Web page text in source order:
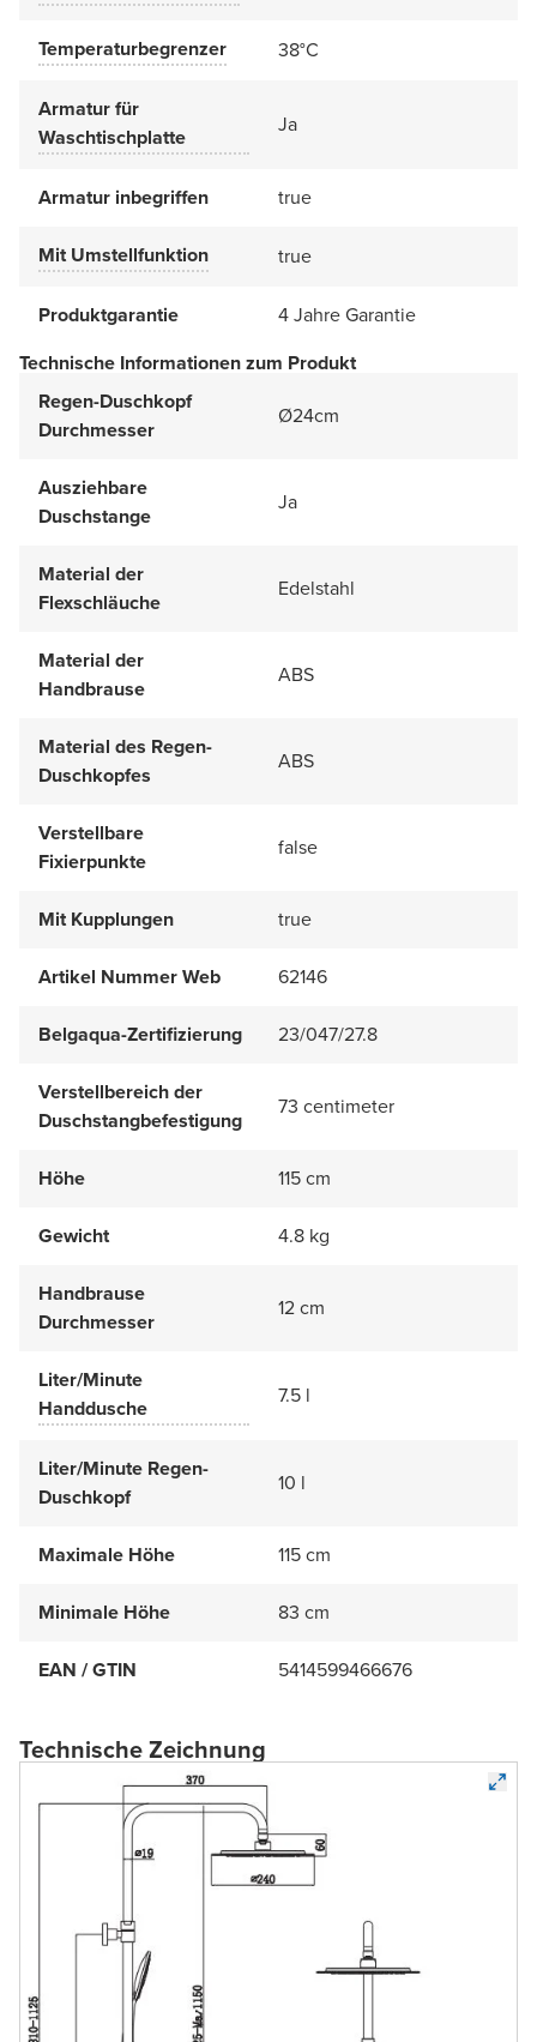
Temperaturbegrenzer 38°C
Armatur für
Waschtischplatte
Ja
Armatur inbegriffen true
Mit Umstellfunktion true
Produktgarantie
4 Jahre Garantie
Technische Informationen zum Produkt
Regen-Duschkopf
Durchmesser
Ø24cm
Ausziehbare
Duschstange
Ja
Material der
Flexschläuche
Edelstahl
Material der
Handbrause
ABS
Material des Regen-
Duschkopfes
ABS
Verstellbare
Fixierpunkte
false
Mit Kupplungen true
Artikel Nummer Web 62146
Belgaqua-Zertifizierung 23/047/27.8
Verstellbereich der
Duschstangbefestigung
73 centimeter
Höhe 115 cm
Gewicht 4.8 kg
Handbrause
Durchmesser
12 cm
Liter/Minute
Handdusche
7.5 l
Liter/Minute Regen-
Duschkopf
10 l
Maximale Höhe 115 cm
Minimale Höhe 83 cm
EAN / GTIN 5414599466676
Technische Zeichnung